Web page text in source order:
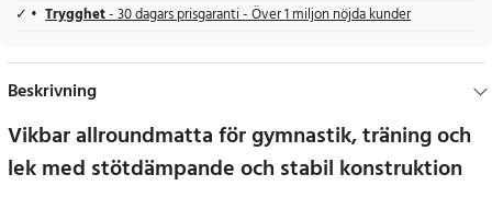
Trygghet- 30 dagars prisgaranti - Över 1 miljon nöjda kunder
Beskrivning
Vikbar allroundmatta för gymnastik, träning och
lek med stötdämpande och stabil konstruktion